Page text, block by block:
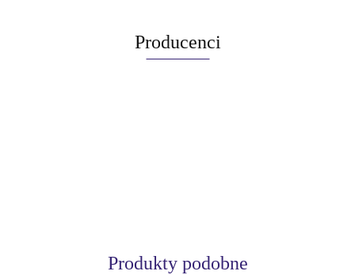
Producenci
Produkty podobne